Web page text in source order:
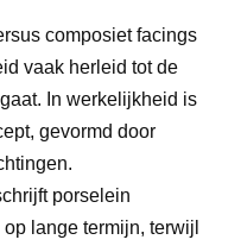
composiet facings
vaak herleid tot de
In werkelijkheid is
gevormd door
porselein
lange termijn, terwijl